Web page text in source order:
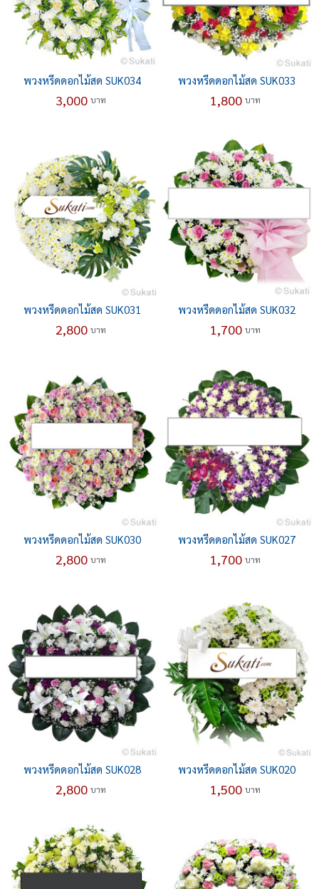
พวงหรีดดอกไม้สด SUK034
3,000 บาท
พวงหรีดดอกไม้สด SUK033
1,800 บาท
พวงหรีดดอกไม้สด SUK031
2,800 บาท
พวงหรีดดอกไม้สด SUK032
1,700 บาท
พวงหรีดดอกไม้สด SUK030
2,800 บาท
พวงหรีดดอกไม้สด SUK027
1,700 บาท
พวงหรีดดอกไม้สด SUK028
2,800 บาท
พวงหรีดดอกไม้สด SUK020
1,500 บาท